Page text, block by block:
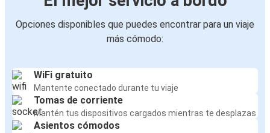
Opciones disponibles que puedes encontrar para un viaje
más cómodo:
WiFi gratuito
Mantente conectado durante tu viaje
Tomas de corriente
Mantén tus dispositivos cargados mientras te desplazas
Asientos cómodos